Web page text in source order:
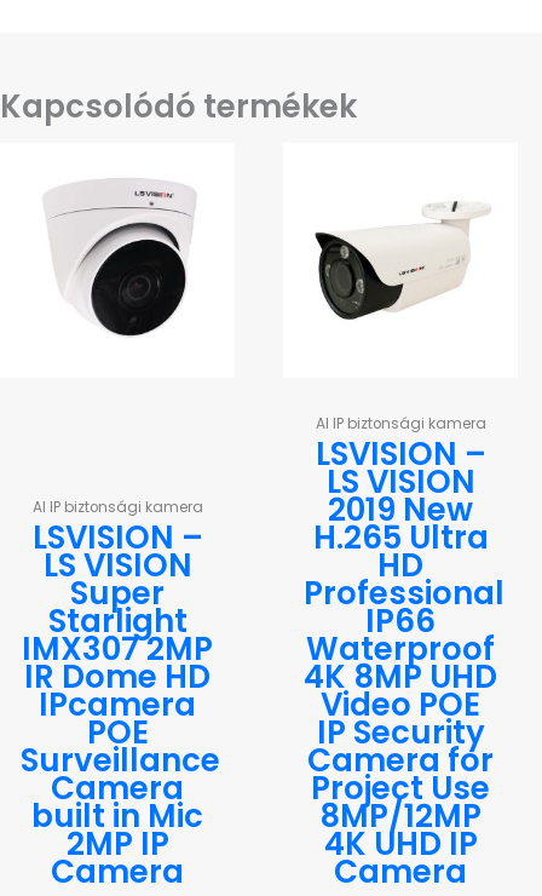
Kapcsolódó termékek
AI IP biztonsági kamera
LSVISION –
LS VISION
Super
Starlight
IMX307 2MP
IR Dome HD
IPcamera
POE
Surveillance
Camera
built in Mic
2MP IP
Camera
AI IP biztonsági kamera
LSVISION –
LS VISION
2019 New
H.265 Ultra
HD
Professional
IP66
Waterproof
4K 8MP UHD
Video POE
IP Security
Camera for
Project Use
8MP/12MP
4K UHD IP
Camera